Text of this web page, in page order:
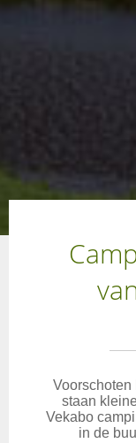
Voorschoten
staan
Vekabo
in de